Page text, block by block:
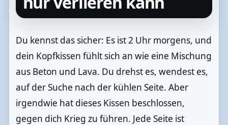
Du kennst das sicher: Es ist 2 Uhr morgens, und
dein Kopfkissen fühlt sich an wie eine Mischung
aus Beton und Lava. Du drehst es, wendest es,
auf der Suche nach der kühlen Seite. Aber
irgendwie hat dieses Kissen beschlossen,
gegen dich Krieg zu führen. Jede Seite ist